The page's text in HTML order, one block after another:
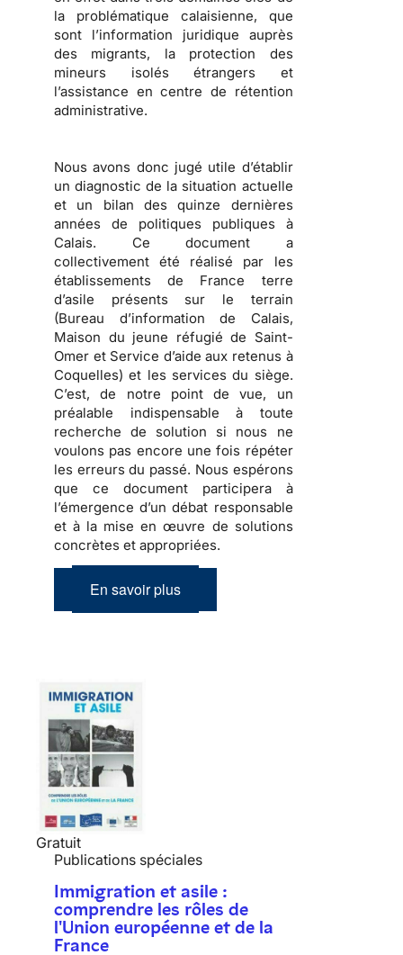
la problématique calaisienne, que
sont l’information juridique auprès
des migrants, la protection des
mineurs isolés étrangers et
l’assistance en centre de rétention
administrative.
Nous avons donc jugé utile d’établir
un diagnostic de la situation actuelle
et un bilan des quinze dernières
années de politiques publiques à
Calais. Ce document a
collectivement été réalisé par les
établissements de France terre
d’asile présents sur le terrain
(Bureau d’information de Calais,
Maison du jeune réfugié de Saint-
Omer et Service d’aide aux retenus à
Coquelles) et les services du siège.
C’est, de notre point de vue, un
préalable indispensable à toute
recherche de solution si nous ne
voulons pas encore une fois répéter
les erreurs du passé. Nous espérons
que ce document participera à
l’émergence d’un débat responsable
et à la mise en œuvre de solutions
concrètes et appropriées.
En savoir plus
Gratuit
Publications spéciales
Immigration et asile :
comprendre les rôles de
l'Union européenne et de la
France